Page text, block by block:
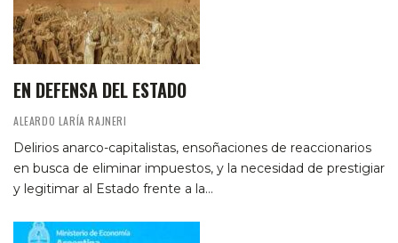
EN DEFENSA DEL ESTADO
ALEARDO LARÍA RAJNERI
Delirios anarco-capitalistas, ensoñaciones de reaccionarios
en busca de eliminar impuestos, y la necesidad de prestigiar
y legitimar al Estado frente a la…